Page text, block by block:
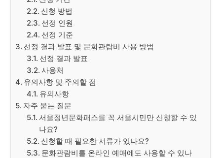
신청 방법
선정 인원
선정 기준
선정 결과 발표 및 문화관람비 사용 방법
선정 결과 발표
사용처
유의사항 및 주의할 점
유의사항
자주 묻는 질문
서울청년문화패스를 꼭 서울시민만 신청할 수 있
나요?
신청할 때 필요한 서류가 있나요?
문화관람비를 온라인 예매에도 사용할 수 있나